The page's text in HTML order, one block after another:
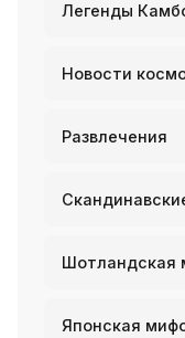
Легенды
Новости
Развлечения
Шотландская
Японская